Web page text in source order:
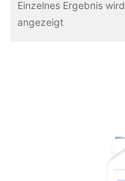
Einzelnes Ergebnis wird
angezeigt